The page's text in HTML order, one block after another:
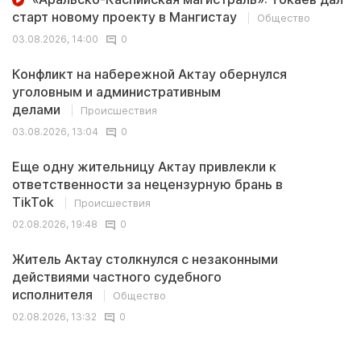
старт новому проекту в Мангистау
Общество
03.08.2026, 14:00
0
Конфликт на набережной Актау обернулся
уголовным и административным
делами
Происшествия
03.08.2026, 13:04
0
Еще одну жительницу Актау привлекли к
ответственности за нецензурную брань в
TikTok
Происшествия
02.08.2026, 19:48
0
Житель Актау столкнулся с незаконными
действиями частного судебного
исполнителя
Общество
02.08.2026, 13:32
0